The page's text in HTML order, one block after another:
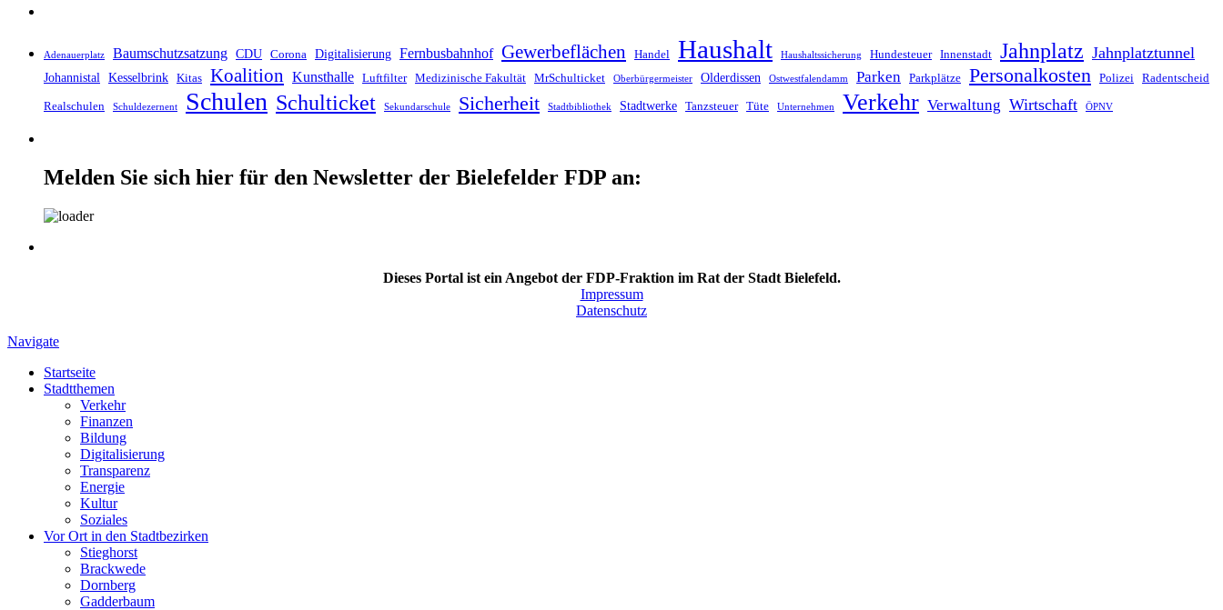
Adenauerplatz Baumschutzsatzung CDU Corona Digitalisierung Fernbusbahnhof Gewerbeflächen Handel Haushalt Haushaltssicherung Hundesteuer Innenstadt Jahnplatz Jahnplatztunnel
Johannistal Kesselbrink Kitas Koalition Kunsthalle Luftfilter Medizinische Fakultät MrSchulticket Oberbürgermeister Olderdissen Ostwestfalendamm Parken Parkplätze Personalkosten Polizei Radentscheid
Realschulen Schuldezernent Schulen Schulticket Sekundarschule Sicherheit Stadtbibliothek Stadtwerke Tanzsteuer Tüte Unternehmen Verkehr Verwaltung Wirtschaft ÖPNV
Melden Sie sich hier für den Newsletter der Bielefelder FDP an:
Dieses Portal ist ein Angebot der FDP-Fraktion im Rat der Stadt Bielefeld.
Impressum
Datenschutz
Navigate
Startseite
Stadtthemen
Verkehr
Finanzen
Bildung
Digitalisierung
Transparenz
Energie
Kultur
Soziales
Vor Ort in den Stadtbezirken
Stieghorst
Brackwede
Dornberg
Gadderbaum